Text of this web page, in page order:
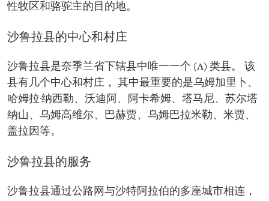
性牧区和骆驼主的目的地。
沙鲁拉县的中心和村庄
沙鲁拉县是奈季兰省下辖县中唯一一个 (A) 类县。 该
县有几个中心和村庄， 其中最重要的是乌姆加里卜、
哈姆拉·纳西勒、沃迪阿、阿卡希姆、塔马尼、苏尔塔
纳山、乌姆高维尔、巴赫贾、乌姆巴拉米勒、米贾、
盖拉因等。
沙鲁拉县的服务
沙鲁拉县通过公路网与沙特阿拉伯的多座城市相连，